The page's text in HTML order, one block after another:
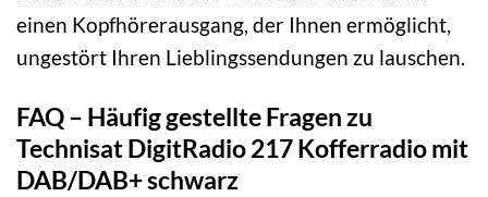
einen Kopfhörerausgang, der Ihnen ermöglicht,
ungestört Ihren Lieblingssendungen zu lauschen.
FAQ – Häufig gestellte Fragen zu
Technisat DigitRadio 217 Kofferradio mit
DAB/DAB+ schwarz